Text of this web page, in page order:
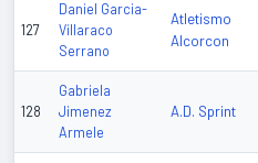
127
Daniel Garcia-
Villaraco
Serrano
Atletismo
Alcorcon
128
Gabriela
Jimenez
Armele
A.D. Sprint